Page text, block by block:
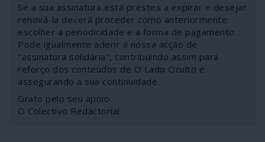
Se a sua assinatura está prestes a expirar e desejar
renová-la deverá proceder como anteriormente:
escolher a periodicidade e a forma de pagamento.
Pode igualmente aderir à nossa acção de
"assinatura solidária", contribuindo assim para
reforço dos conteúdos de O Lado Oculto e
assegurando a sua continuidade.
Grato pelo seu apoio
O Colectivo Redactorial